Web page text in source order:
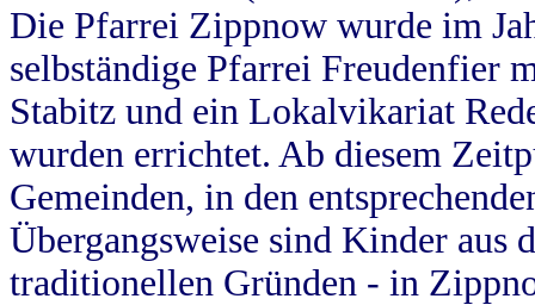
Die Pfarrei Zippnow wurde im
selbständige Pfarrei Freudenfier
Stabitz und ein Lokalvikariat
wurden errichtet. Ab diesem
Gemeinden, in den
Übergangsweise sind Kinder aus
traditionellen Gründen - in